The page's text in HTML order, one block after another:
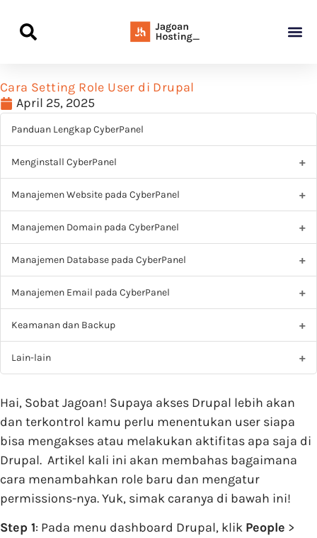
Cara Setting Role User di Drupal
April 25, 2025
Panduan Lengkap CyberPanel
Menginstall CyberPanel
Manajemen Website pada CyberPanel
Manajemen Domain pada CyberPanel
Manajemen Database pada CyberPanel
Manajemen Email pada CyberPanel
Keamanan dan Backup
Lain-lain
Hai, Sobat Jagoan! Supaya akses Drupal lebih akan
dan terkontrol kamu perlu menentukan user siapa
bisa mengakses atau melakukan aktifitas apa saja di
Drupal. Artikel kali ini akan membahas bagaimana
cara menambahkan role baru dan mengatur
permissions-nya. Yuk, simak caranya di bawah ini!
Step 1: Pada menu dashboard Drupal, klik People >